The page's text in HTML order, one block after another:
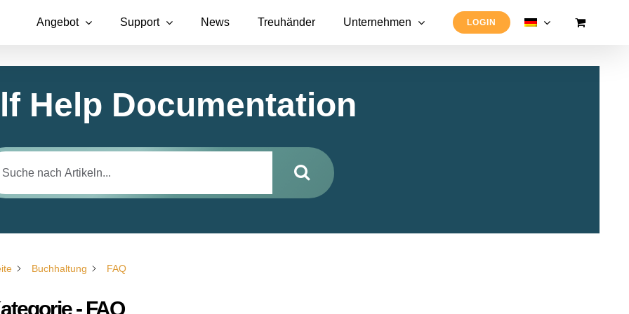
Angebot Support News Treuhänder Unternehmen LOGIN
Help Documentation
Buchhaltung FAQ
- FAQ